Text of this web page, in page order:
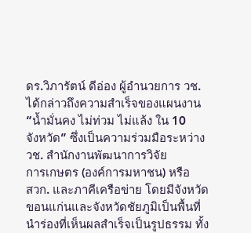
ดร.วิภารัตน์ ดีอ่อง ผู้อำนวยการ วช.
ได้กล่าวถึงความสำเร็จของแผนงาน
“น้ำมั่นคง ไม่ท่วม ไม่แล้ง ใน 10
จังหวัด” ซึ่งเป็นความร่วมมือระหว่าง
วช. สำนักงานพัฒนาการวิจัย
การเกษตร (องค์การมหาชน) หรือ
สวก. และภาคีเครือข่าย โดยมีจังหวัด
ขอนแก่นและจังหวัดชัยภูมิเป็นพื้นที่
นำร่องที่เห็นผลสำเร็จเป็นรูปธรรม ทั้ง